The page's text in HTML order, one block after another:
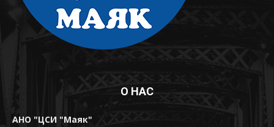
О НАС
АНО "ЦСИ "Маяк"